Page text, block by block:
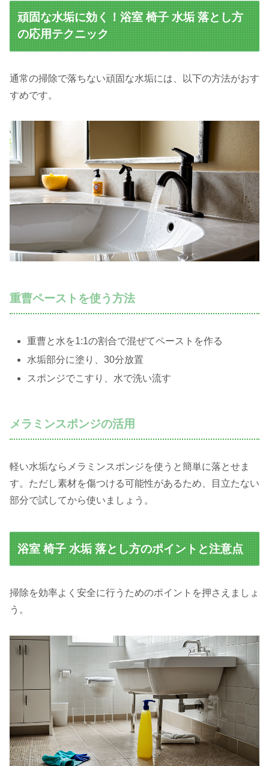
頑固な水垢に効く！浴室 椅子 水垢 落とし方
の応用テクニック
通常の掃除で落ちない頑固な水垢には、以下の方法がおす
すめです。
重曹ペーストを使う方法
重曹と水を1:1の割合で混ぜてペーストを作る
水垢部分に塗り、30分放置
スポンジでこすり、水で洗い流す
メラミンスポンジの活用
軽い水垢ならメラミンスポンジを使うと簡単に落とせま
す。ただし素材を傷つける可能性があるため、目立たない
部分で試してから使いましょう。
浴室 椅子 水垢 落とし方のポイントと注意点
掃除を効率よく安全に行うためのポイントを押さえましょ
う。